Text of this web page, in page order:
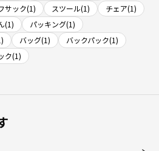
サック(1) スツール(1)
チェア(1)
(1)
パッキング(1)
バッグ(1)
バックパック(1)
ク(1)